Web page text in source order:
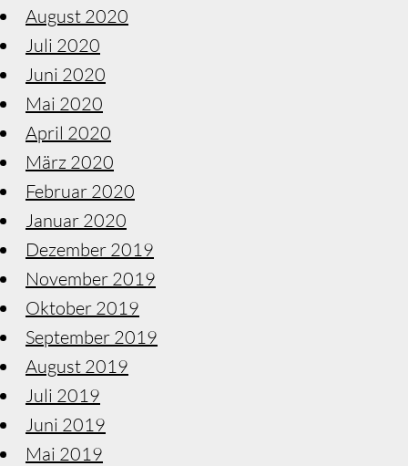
August 2020
Juli 2020
Juni 2020
Mai 2020
April 2020
März 2020
Februar 2020
Januar 2020
Dezember 2019
November 2019
Oktober 2019
September 2019
August 2019
Juli 2019
Juni 2019
Mai 2019